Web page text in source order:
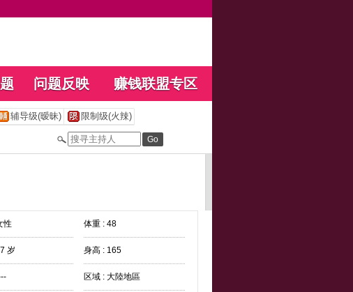
问题反映 赚钱联盟专区
辅导级(暧昧) 限制级(火辣)
性 体重 : 48
岁 身高 : 165
区域 : 大陸地區